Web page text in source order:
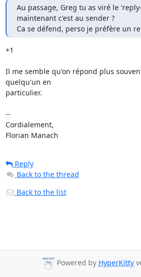
Au passage, Greg tu as viré le
maintenant c'est au sender ?
Ca se défend, perso je préfère un
+1
Il me semble qu'on répond plus
quelqu'un en
particulier.
--
Cordialement,
Florian Manach
Reply
Back to the thread
Back to the list
Powered by HyperKitty